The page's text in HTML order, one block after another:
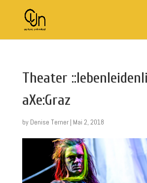
Theater
aXe:Graz
by Denise Terner| Mai 2, 2018